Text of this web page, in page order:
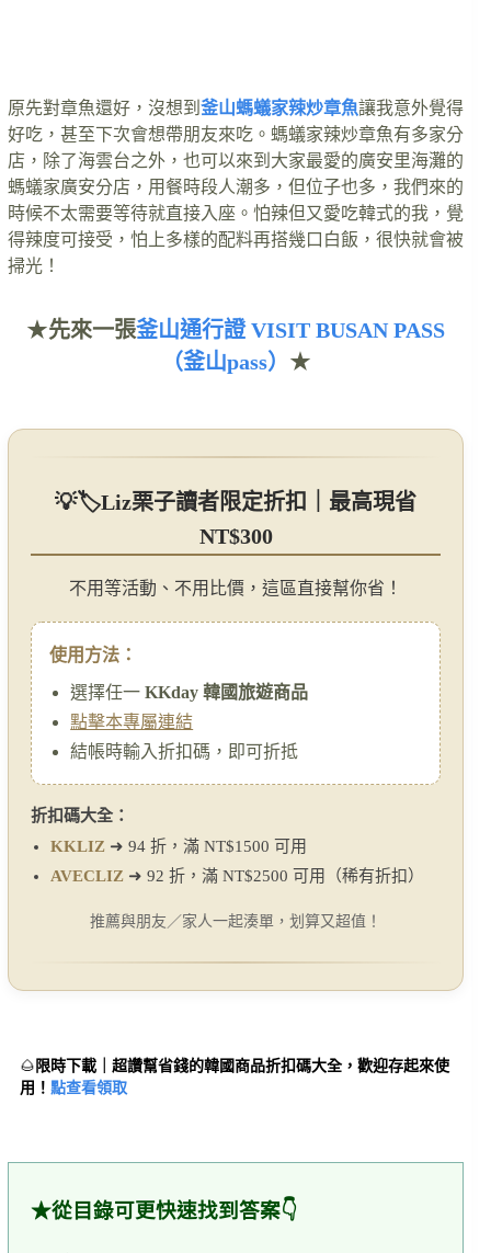
原先對章魚還好，沒想到 釜山螞蟻家辣炒章魚讓我意外覺得
好吃，甚至下次會想帶朋友來吃。螞蟻家辣炒章魚有多家分
店，除了海雲台之外，也可以來到大家最愛的廣安里海灘的
螞蟻家廣安分店，用餐時段人潮多，但位子也多，我們來的
時候不太需要等待就直接入座。怕辣但又愛吃韓式的我，覺
得辣度可接受，怕上多樣的配料再搭幾口白飯，很快就會被
掃光！
★先來一張釜山通行證 VISIT BUSAN PASS
（釜山pass） ★
💡🏷Liz栗子讀者限定折扣｜最高現省
NT$300
不用等活動、不用比價，這區直接幫你省！
使用方法：
選擇任一KKday 韓國旅遊商品
點擊本專屬連結
結帳時輸入折扣碼，即可折抵
折扣碼大全：
KKLIZ ➜ 94 折，滿 NT$1500 可用
AVECLIZ ➜ 92 折，滿 NT$2500 可用（稀有折扣）
推薦與朋友／家人一起湊單，划算又超值！
🌰 限時下載｜超讚幫省錢的韓國商品折扣碼大全，歡迎存起來使
用！ 點查看領取
★從目錄可更快速找到答案👇